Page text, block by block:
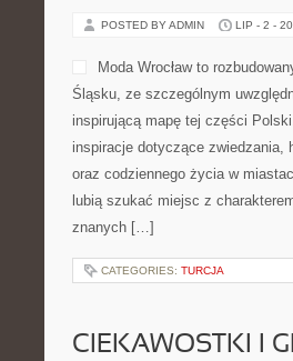
POSTED BY ADMIN LIP - 2 -
Moda Wrocław to
Śląsku, ze szczególnym
inspirującą mapę tej części
inspiracje dotyczące zwiedzania,
oraz codziennego życia w
lubią szukać miejsc z
znanych […]
CATEGORIES: TURCJA
CIEKAWOSTKI I